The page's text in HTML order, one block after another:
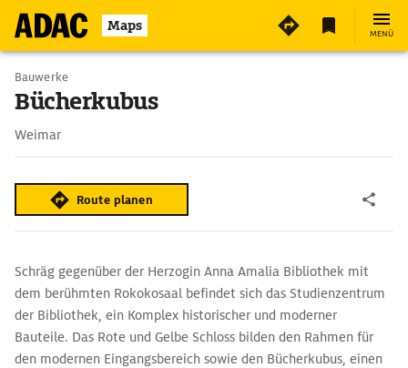
Maps MENÜ
Bauwerke
Bücherkubus
Weimar
Route planen
Schräg gegenüber der Herzogin Anna Amalia Bibliothek mit
dem berühmten Rokokosaal befindet sich das Studienzentrum
der Bibliothek, ein Komplex historischer und moderner
Bauteile. Das Rote und Gelbe Schloss bilden den Rahmen für
den modernen Eingangsbereich sowie den Bücherkubus, einen